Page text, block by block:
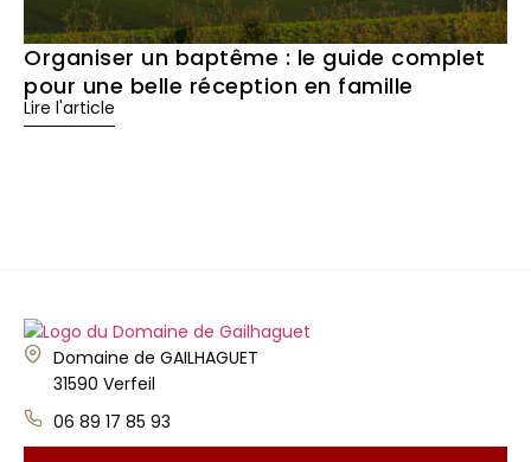
Organiser un baptême : le guide complet
pour une belle réception en famille
Lire l'article
Domaine de GAILHAGUET
31590 Verfeil
06 89 17 85 93